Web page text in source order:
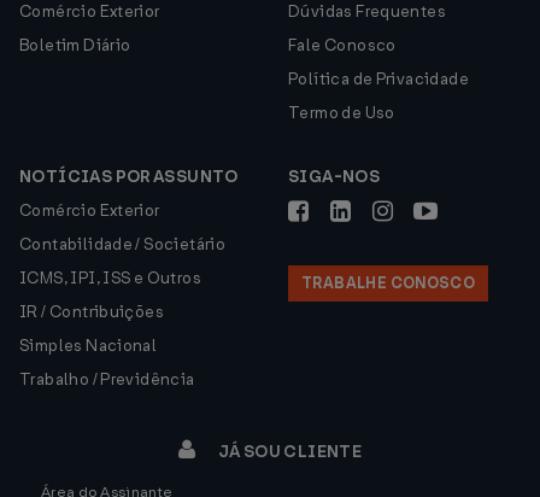
Comércio Exterior
Boletim Diário
Dúvidas Frequentes
Fale Conosco
Política de Privacidade
Termo de Uso
NOTÍCIAS POR ASSUNTO
Comércio Exterior
Contabilidade / Societário
ICMS, IPI, ISS e Outros
IR / Contribuições
Simples Nacional
Trabalho / Previdência
SIGA-NOS
TRABALHE CONOSCO
JÁ SOU CLIENTE
Área do Assinante